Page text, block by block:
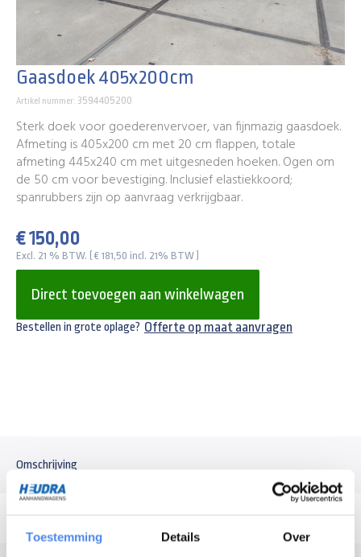
Toestemming Details Over
Gaasdoek 405x200cm
Artikel nummer: 3594405200
Sterk doek voor goederenvervoer, van fijnmazig gaasdoek.
Afmeting is 405x200 cm met 20 cm flappen, totale
afmeting 445x240 cm met uitgesneden hoeken. Ogen om
de 50 cm voor bevestiging. Inclusief elastiekkoord;
spanrubbers zijn op aanvraag verkrijgbaar.
€ 150,00
Excl. 21 % BTW. ( € 181,50 incl. 21% BTW )
Direct toevoegen aan winkelwagen
Bestellen in grote oplage? Offerte op maat aanvragen
Omschrijving